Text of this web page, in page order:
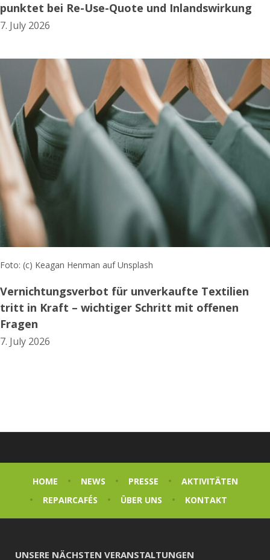
punktet bei Re-Use-Quote und Inlandswirkung
7. July 2026
Foto: (c) Keagan Henman auf Unsplash
Vernichtungsverbot für unverkaufte Textilien
tritt in Kraft – wichtiger Schritt mit offenen
Fragen
7. July 2026
HOME NEWS PRESSE
AKTIVITÄTEN
REPAIRCAFÉS
ÜBER UNS KONTAKT
UNSERE NÄCHSTEN VERANSTALTUNGEN